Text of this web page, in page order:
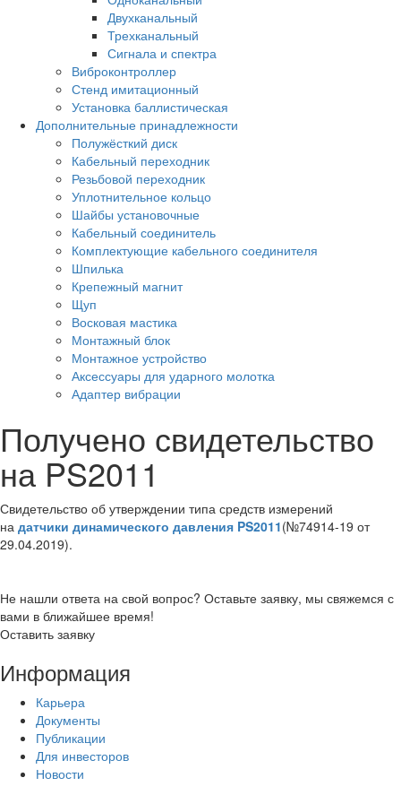
Двухканальный
Трехканальный
Сигнала и спектра
Виброконтроллер
Стенд имитационный
Установка баллистическая
Дополнительные принадлежности
Полужёсткий диск
Кабельный переходник
Резьбовой переходник
Уплотнительное кольцо
Шайбы установочные
Кабельный соединитель
Комплектующие кабельного соединителя
Шпилька
Крепежный магнит
Щуп
Восковая мастика
Монтажный блок
Монтажное устройство
Аксессуары для ударного молотка
Адаптер вибрации
Получено свидетельство
на PS2011
Свидетельство об утверждении типа средств измерений
на датчики динамического давления PS2011(№74914-19 от
29.04.2019).
Не нашли ответа на свой вопрос? Оставьте заявку, мы свяжемся с
вами в ближайшее время!
Оставить заявку
Информация
Карьера
Документы
Публикации
Для инвесторов
Новости